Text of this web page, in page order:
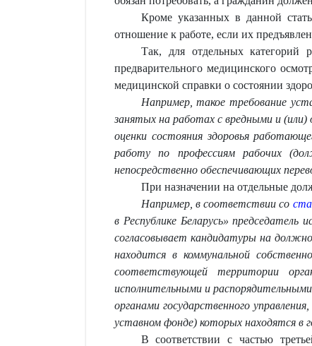
Кроме указанных в данной
отношение к работе, если их
Так, для отдельных категорий
предварительного медицинского
медицинской справки о состоянии
Например, такое требование
занятых на работах с вредными и (или)
оценки состояния здоровья
работу по профессиям рабочих
непосредственно обеспечивающих
При назначении на отдельные
Например, в соответствии со
в Республике Беларусь» председатель
согласовывает кандидатуры на
находится в коммунальной
соответствующей территории
исполнительными и
органами государственного
уставном фонде) которых находятся в
В соответствии с частью